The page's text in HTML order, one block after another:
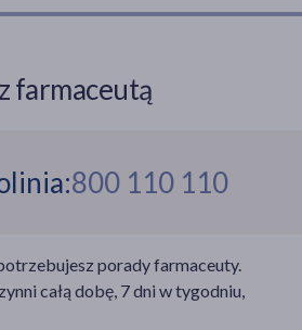
farmaceutą
800 110 110
porady farmaceuty.
całą dobę, 7 dni w tygodniu,